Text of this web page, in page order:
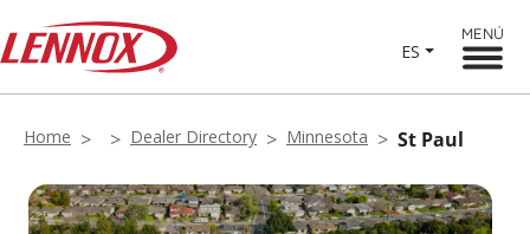
ES
MENÚ
Home Dealer Directory Minnesota St Paul